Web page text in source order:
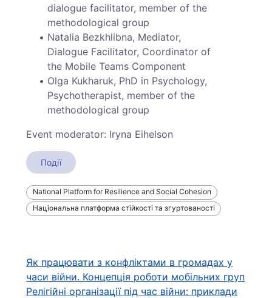
dialogue facilitator, member of the
methodological group
Natalia Bezkhlibna, Mediator,
Dialogue Facilitator, Coordinator of
the Mobile Teams Component
Olga Kukharuk, PhD in Psychology,
Psychotherapist, member of the
methodological group
Event moderator: Iryna Eihelson
Події
National Platform for Resilience and Social Cohesion
Національна платформа стійкості та згуртованості
Навігація
записів
Як працювати з конфліктами в громадах у
часи війни. Концепція роботи мобільних груп
Релігійні організації під час війни: приклади